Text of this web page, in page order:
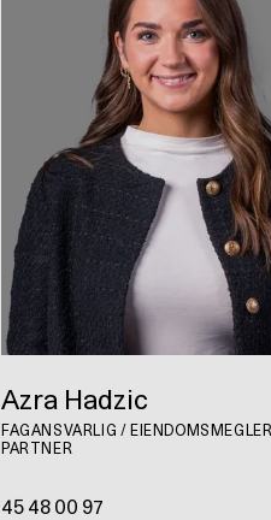
Azra Hadzic
FAGANSVARLIG /
PARTNER
45 48 00 97